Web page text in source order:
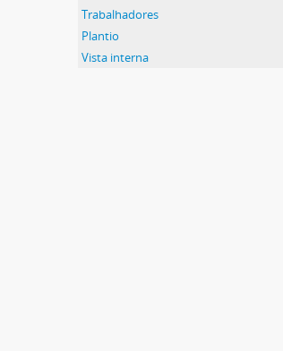
Trabalhadores
Plantio
Vista interna